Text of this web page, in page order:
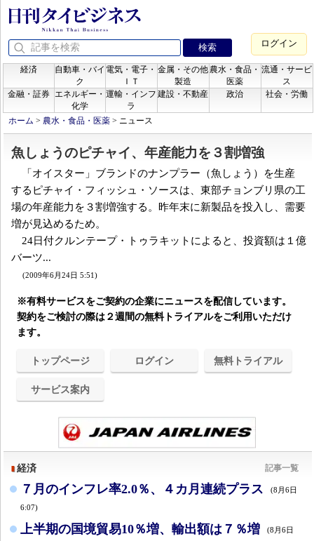
ログイン
経済
自動車・バイ
ク
電気・電子・
ＩＴ
金属・その他
製造
農水・食品・
医薬
流通・サービ
ス
金融・証券
エネルギー・
化学
運輸・インフ
ラ
建設・不動産 政治 社会・労働
ホーム > 農水・食品・医薬 > ニュース
魚しょうのピチャイ、年産能力を３割増強
「オイスター」ブランドのナンプラー（魚しょう）を生産
するピチャイ・フィッシュ・ソースは、東部チョンブリ県の工
場の年産能力を３割増強する。昨年末に新製品を投入し、需要
増が見込めるため。
24日付クルンテープ・トゥラキットによると、投資額は１億
バーツ...
(2009年6月24日 5:51)
※有料サービスをご契約の企業にニュースを配信しています。
契約をご検討の際は２週間の無料トライアルをご利用いただけ
ます。
トップページ ログイン 無料トライアル
サービス案内
経済 記事一覧
７月のインフレ率2.0％、４カ月連続プラス (8月6日
6:07)
上半期の国境貿易10％増、輸出額は７％増 (8月6日